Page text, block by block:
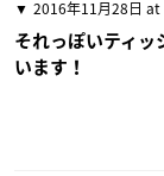
2016年11月28日 at
それっぽいティッ
います！